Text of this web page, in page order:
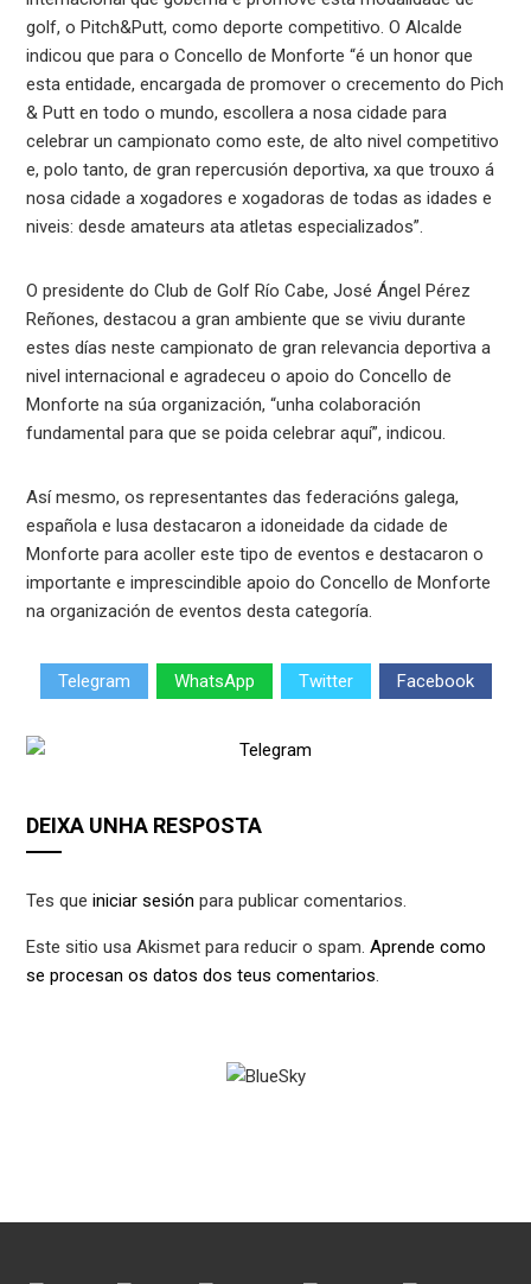
golf, o Pitch&Putt, como deporte competitivo. O Alcalde
indicou que para o Concello de Monforte “é un honor que
esta entidade, encargada de promover o crecemento do Pich
& Putt en todo o mundo, escollera a nosa cidade para
celebrar un campionato como este, de alto nivel competitivo
e, polo tanto, de gran repercusión deportiva, xa que trouxo á
nosa cidade a xogadores e xogadoras de todas as idades e
niveis: desde amateurs ata atletas especializados”.
O presidente do Club de Golf Río Cabe, José Ángel Pérez
Reñones, destacou a gran ambiente que se viviu durante
estes días neste campionato de gran relevancia deportiva a
nivel internacional e agradeceu o apoio do Concello de
Monforte na súa organización, “unha colaboración
fundamental para que se poida celebrar aquí”, indicou.
Así mesmo, os representantes das federacións galega,
española e lusa destacaron a idoneidade da cidade de
Monforte para acoller este tipo de eventos e destacaron o
importante e imprescindible apoio do Concello de Monforte
na organización de eventos desta categoría.
Telegram WhatsApp Twitter Facebook
DEIXA UNHA RESPOSTA
Tes queiniciar sesión para publicar comentarios.
Este sitio usa Akismet para reducir o spam.Aprende como
se procesan os datos dos teus comentarios.